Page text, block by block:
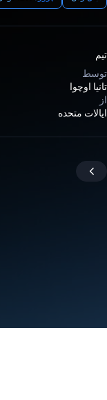
تیم
توسط
تانیا اوچوا
از
ایالات متحده